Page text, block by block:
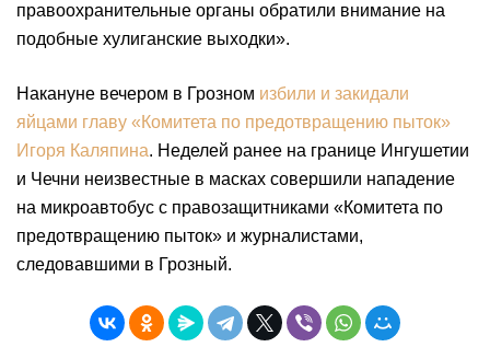
правоохранительные органы обратили внимание на
подобные хулиганские выходки».
Накануне вечером в Грозном избили и закидали
яйцами главу «Комитета по предотвращению пыток»
Игоря Каляпина. Неделей ранее на границе Ингушетии
и Чечни неизвестные в масках совершили нападение
на микроавтобус с правозащитниками «Комитета по
предотвращению пыток» и журналистами,
следовавшими в Грозный.